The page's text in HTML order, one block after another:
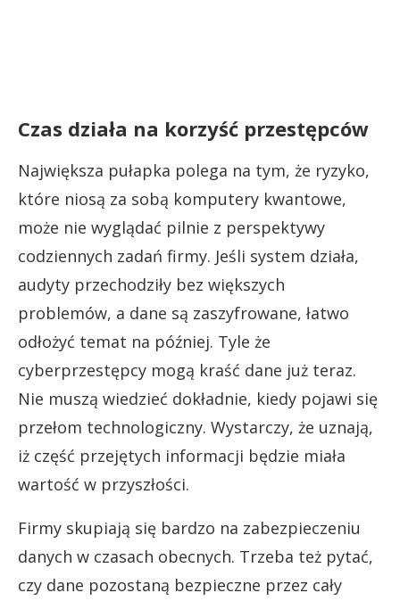
Czas działa na korzyść przestępców
Największa pułapka polega na tym, że ryzyko,
które niosą za sobą komputery kwantowe,
może nie wyglądać pilnie z perspektywy
codziennych zadań firmy. Jeśli system działa,
audyty przechodziły bez większych
problemów, a dane są zaszyfrowane, łatwo
odłożyć temat na później. Tyle że
cyberprzestępcy mogą kraść dane już teraz.
Nie muszą wiedzieć dokładnie, kiedy pojawi się
przełom technologiczny. Wystarczy, że uznają,
iż część przejętych informacji będzie miała
wartość w przyszłości.
Firmy skupiają się bardzo na zabezpieczeniu
danych w czasach obecnych. Trzeba też pytać,
czy dane pozostaną bezpieczne przez cały